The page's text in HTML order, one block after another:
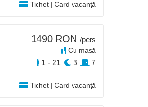
Tichet | Card vacanță
Tichet | Card vacanță
1490 RON /pers
Cu masă
1 - 21 3 7